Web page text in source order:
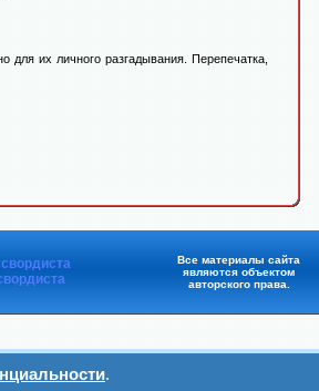
для их личного разгадывания. Перепечатка,
Все материалы сайта
являются объектом
авторского права.
.